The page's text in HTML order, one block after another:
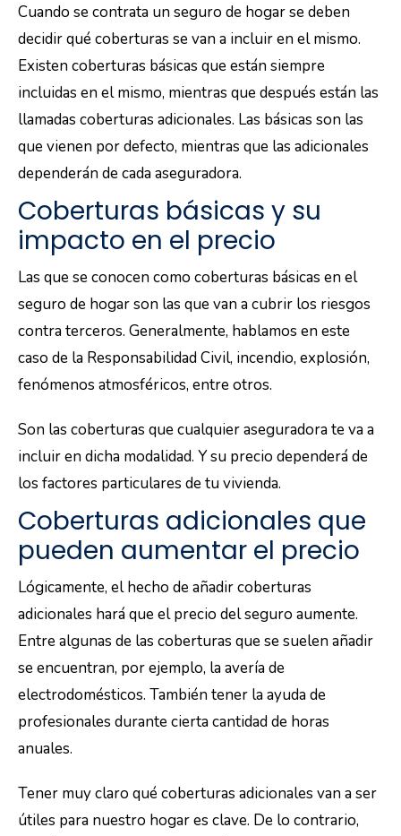
Cuando se contrata un seguro de hogar se deben
decidir qué coberturas se van a incluir en el mismo.
Existen coberturas básicas que están siempre
incluidas en el mismo, mientras que después están las
llamadas coberturas adicionales. Las básicas son las
que vienen por defecto, mientras que las adicionales
dependerán de cada aseguradora.
Coberturas básicas y su
impacto en el precio
Las que se conocen como coberturas básicas en el
seguro de hogar son las que van a cubrir los riesgos
contra terceros. Generalmente, hablamos en este
caso de la Responsabilidad Civil, incendio, explosión,
fenómenos atmosféricos, entre otros.
Son las coberturas que cualquier aseguradora te va a
incluir en dicha modalidad. Y su precio dependerá de
los factores particulares de tu vivienda.
Coberturas adicionales que
pueden aumentar el precio
Lógicamente, el hecho de añadir coberturas
adicionales hará que el precio del seguro aumente.
Entre algunas de las coberturas que se suelen añadir
se encuentran, por ejemplo, la avería de
electrodomésticos. También tener la ayuda de
profesionales durante cierta cantidad de horas
anuales.
Tener muy claro qué coberturas adicionales van a ser
útiles para nuestro hogar es clave. De lo contrario,